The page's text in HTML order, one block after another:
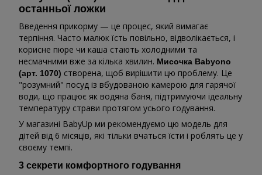
останньої ложки
Введення прикорму — це процес, який вимагає
терпіння. Часто малюк їсть повільно, відволікається, і
корисне пюре чи каша стають холодними та
несмачними вже за кілька хвилин. Мисочка Babyono
(арт. 1070) створена, щоб вирішити цю проблему. Це
"розумний" посуд із вбудованою камерою для гарячої
води, що працює як водяна баня, підтримуючи ідеальну
температуру страви протягом усього годування.
У магазині BabyUp ми рекомендуємо цю модель для
дітей від 6 місяців, які тільки вчаться їсти і роблять це у
своєму темпі.
3 секрети комфортного годування